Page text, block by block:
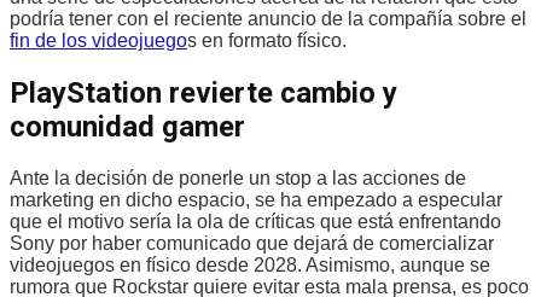
podría tener con el reciente anuncio de la compañía sobre el
fin de los videojuegos en formato físico.
PlayStation revierte cambio y
comunidad gamer
Ante la decisión de ponerle un stop a las acciones de
marketing en dicho espacio, se ha empezado a especular
que el motivo sería la ola de críticas que está enfrentando
Sony por haber comunicado que dejará de comercializar
videojuegos en físico desde 2028. Asimismo, aunque se
rumora que Rockstar quiere evitar esta mala prensa, es poco